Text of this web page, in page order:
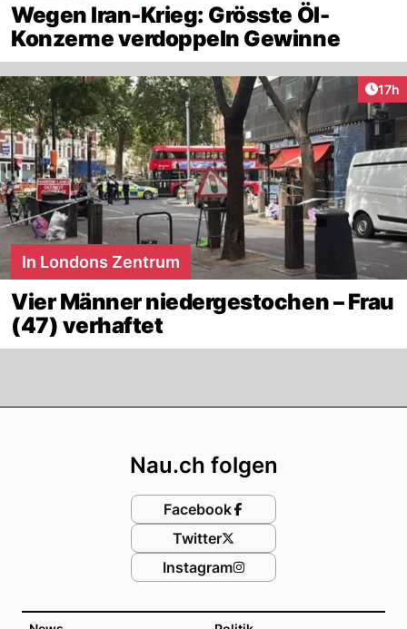
Wegen Iran-Krieg: Grösste Öl-
Konzerne verdoppeln Gewinne
17h
In Londons Zentrum
Vier Männer niedergestochen – Frau
(47) verhaftet
Nau.ch folgen
Facebook
Twitter
Instagram